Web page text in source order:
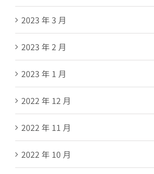
2023 年 3 月
2023 年 2 月
2023 年 1 月
2022 年 12 月
2022 年 11 月
2022 年 10 月